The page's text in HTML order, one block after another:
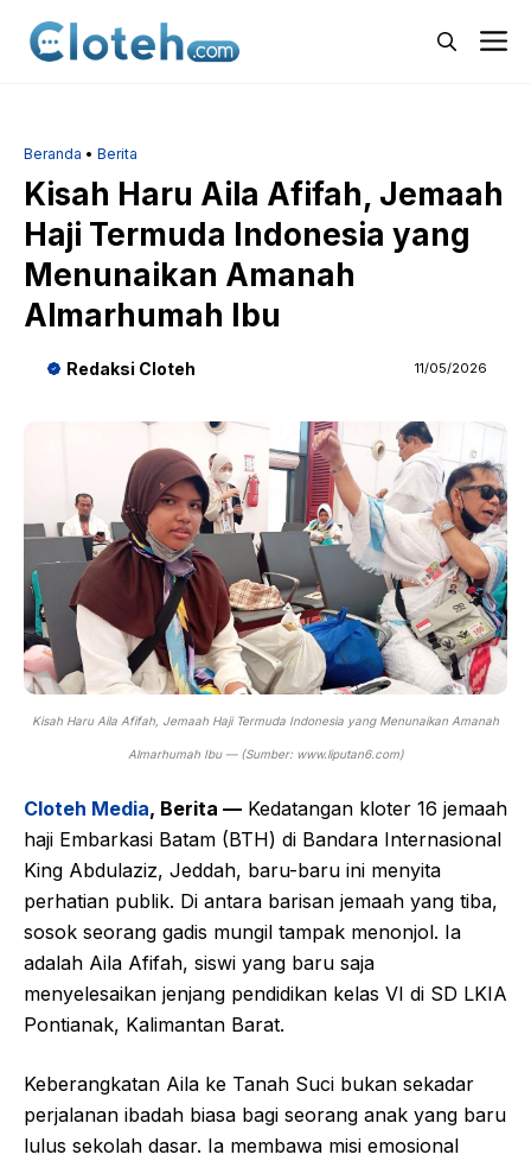
Beranda • Berita
Kisah Haru Aila Afifah, Jemaah
Haji Termuda Indonesia yang
Menunaikan Amanah
Almarhumah Ibu
Redaksi Cloteh 11/05/2026
Kisah Haru Aila Afifah, Jemaah Haji Termuda Indonesia yang Menunaikan Amanah
Almarhumah Ibu — (Sumber: www.liputan6.com)
Cloteh Media, Berita — Kedatangan kloter 16 jemaah
haji Embarkasi Batam (BTH) di Bandara Internasional
King Abdulaziz, Jeddah, baru-baru ini menyita
perhatian publik. Di antara barisan jemaah yang tiba,
sosok seorang gadis mungil tampak menonjol. Ia
adalah Aila Afifah, siswi yang baru saja
menyelesaikan jenjang pendidikan kelas VI di SD LKIA
Pontianak, Kalimantan Barat.
Keberangkatan Aila ke Tanah Suci bukan sekadar
perjalanan ibadah biasa bagi seorang anak yang baru
lulus sekolah dasar. Ia membawa misi emosional